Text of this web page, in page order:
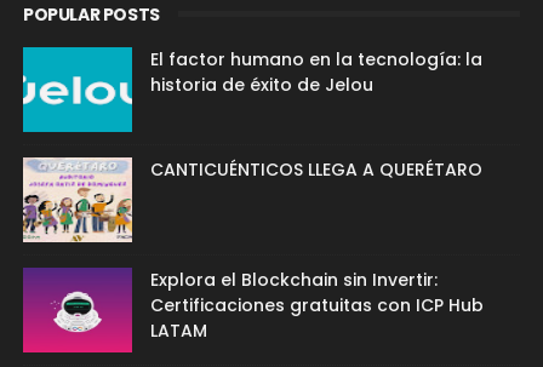
POPULAR POSTS
El factor humano en la tecnología: la
historia de éxito de Jelou
CANTICUÉNTICOS LLEGA A QUERÉTARO
Explora el Blockchain sin Invertir:
Certificaciones gratuitas con ICP Hub
LATAM